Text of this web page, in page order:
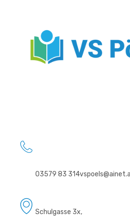
03579 83 314
Schulgasse 3x,